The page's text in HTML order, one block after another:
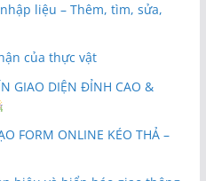
liệu – Thêm, tìm, sửa,
của thực vật
GIAO DIỆN ĐỈNH CAO &
FORM ONLINE KÉO THẢ –